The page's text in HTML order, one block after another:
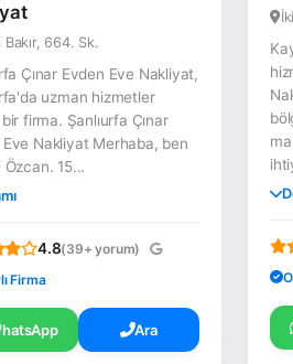
Bakır, 664. Sk.
Çınar Evden Eve Nakliyat,
uzman hizmetler
firma. Şanlıurfa Çınar
Eve Nakliyat Merhaba, ben
Özcan. 15...
4.8(39+ yorum)
Firma
Ara